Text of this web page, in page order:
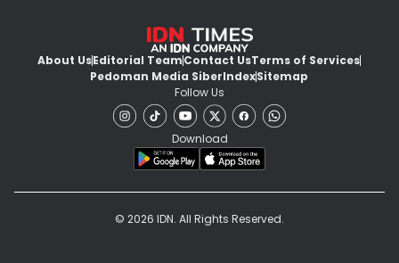
About UsEditorial TeamContact UsTerms of Services
Pedoman Media SiberIndexSitemap
Follow Us
Download
© 2026 IDN. All Rights Reserved.